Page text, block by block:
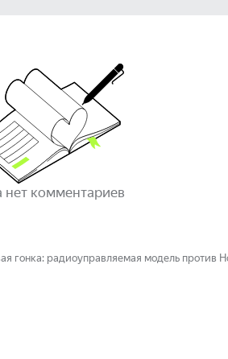
нет комментариев
гонка: радиоуправляемая модель против